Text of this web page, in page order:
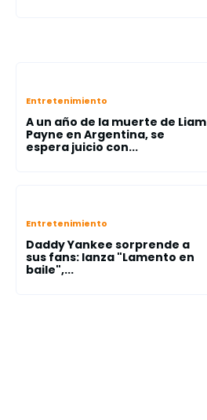
Entretenimiento
A un año de la muerte de Liam
Payne en Argentina, se
espera juicio con...
Entretenimiento
Daddy Yankee sorprende a
sus fans: lanza "Lamento en
baile",...